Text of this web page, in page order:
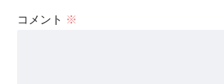
コメント ※